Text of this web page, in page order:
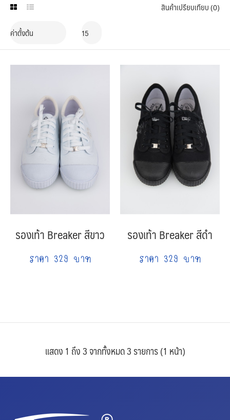
สินค้าเปรียบเทียบ (0)
รองเท้า Breaker สีขาว
ราคา 329 บาท
รองเท้า Breaker สีดำ
ราคา 329 บาท
แสดง 1 ถึง 3 จากทั้งหมด 3 รายการ (1 หน้า)